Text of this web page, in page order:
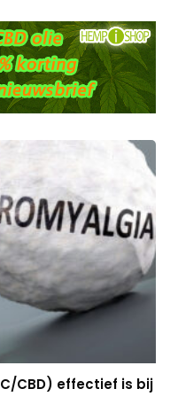
CBD) effectief is bij